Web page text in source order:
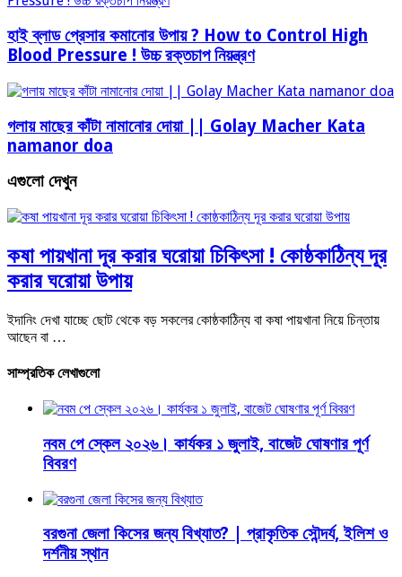
হাই ব্লাড প্রেসার কমানোর উপায় ? How to Control High
Blood Pressure ! উচ্চ রক্তচাপ নিয়ন্ত্রণ
গলায় মাছের কাঁটা নামানোর দোয়া || Golay Macher Kata
namanor doa
এগুলো দেখুন
কষা পায়খানা দূর করার ঘরোয়া চিকিৎসা ! কোষ্ঠকাঠিন্য দূর
করার ঘরোয়া উপায়
ইদানিং দেখা যাচ্ছে ছোট থেকে বড় সকলের কোষ্ঠকাঠিন্য বা কষা পায়খানা নিয়ে চিন্তায়
আছেন বা …
সাম্প্রতিক লেখাগুলো
নবম পে স্কেল ২০২৬। কার্যকর ১ জুলাই, বাজেট ঘোষণার পূর্ণ
বিবরণ
বরগুনা জেলা কিসের জন্য বিখ্যাত? | প্রাকৃতিক সৌন্দর্য, ইলিশ ও
দর্শনীয় স্থান